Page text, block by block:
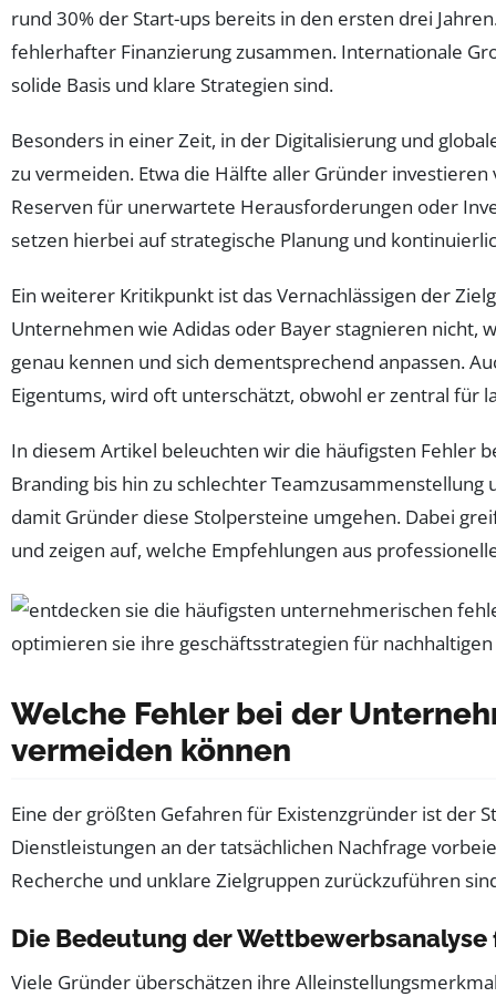
rund 30% der Start-ups bereits in den ersten drei
fehlerhafter Finanzierung zusammen. Internationale
solide Basis und klare Strategien sind.
Besonders in einer Zeit, in der Digitalisierung und
zu vermeiden. Etwa die Hälfte aller Gründer
Reserven für unerwartete Herausforderungen oder
setzen hierbei auf strategische Planung und
Ein weiterer Kritikpunkt ist das Vernachlässigen der
Unternehmen wie Adidas oder Bayer stagnieren nicht,
genau kennen und sich dementsprechend anpassen.
Eigentums, wird oft unterschätzt, obwohl er zentral für
In diesem Artikel beleuchten wir die häufigsten Fehler
Branding bis hin zu schlechter
damit Gründer diese Stolpersteine umgehen. Dabei
und zeigen auf, welche Empfehlungen aus
Welche Fehler bei der
vermeiden können
Eine der größten Gefahren für Existenzgründer ist der
Dienstleistungen an der tatsächlichen Nachfrage
Recherche und unklare Zielgruppen zurückzuführen
Die Bedeutung der Wettbewerbsanalyse
Viele Gründer überschätzen ihre